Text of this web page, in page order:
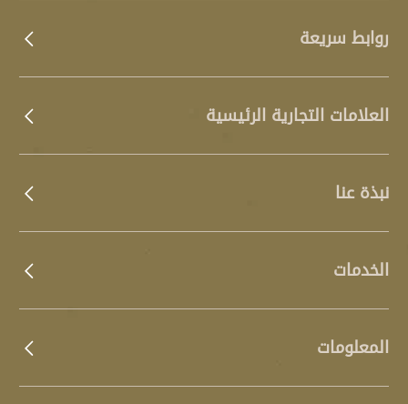
روابط سريعة
العلامات التجارية الرئيسية
نبذة عنا
الخدمات
المعلومات